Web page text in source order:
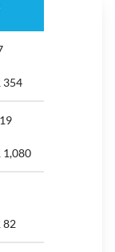
354
1,080
82